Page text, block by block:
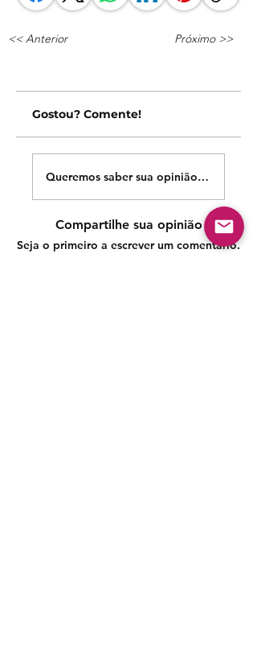
<< Anterior Próximo >>
Gostou? Comente!
Queremos saber sua opinião sobre
Compartilhe sua opinião
Seja o primeiro a escrever um comentário.